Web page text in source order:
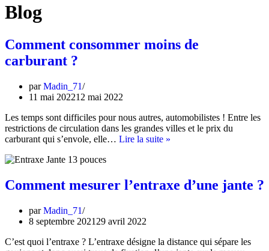
Blog
Comment consommer moins de
carburant ?
parMadin_71
11 mai 202212 mai 2022
Les temps sont difficiles pour nous autres, automobilistes ! Entre les
restrictions de circulation dans les grandes villes et le prix du
carburant qui s’envole, elle… Lire la suite »
carburant
?
Comment mesurer l’entraxe d’une jante ?
parMadin_71
8 septembre 2021 29 avril 2022
C’est quoi l’entraxe ? L’entraxe désigne la distance qui sépare les